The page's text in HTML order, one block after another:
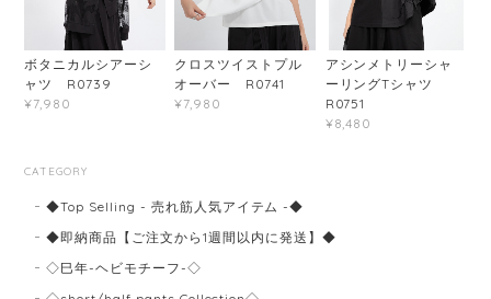
ボタニカルシアーシ
ャツ R0739
¥7,980
クロスツイストプル
オーバー R0741
¥7,980
アシンメトリーシャ
ーリングTシャツ
R0751
¥8,480
CATEGORY
◆Top Selling - 売れ筋人気アイテム -◆
◆即納商品【ご注文から1週間以内に発送】◆
◇巳年-ヘビモチーフ-◇